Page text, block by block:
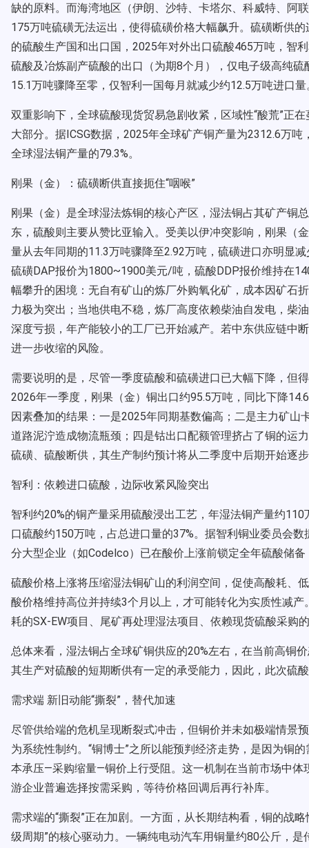
缺的原料。而海湾地区（伊朗、沙特、卡塔尔、科威特、阿
175万吨硫磺无法运出，使得硫磺价格大幅飙升。硫磺断供
的硫酸生产国和出口国，2025年对外出口硫酸465万吨，智
硫酸及冶炼副产硫酸的出口（为期8个月），仅电子级高纯
15.1万吨骤降至零，仅智利一国每月就减少约12.5万吨进口量
双重影响下，全球硫酸现货贸易急剧收紧，区域性“酸荒”正
大部分。据ICSG数据，2025年全球矿产铜产量为2312.6万
全球湿法铜产量的79.3%。
刚果（金）：硫磺断供直接扼住“咽喉”
刚果（金）是全球湿法炼铜的核心产区，湿法铜占其矿产铜
东，硫酸则主要从赞比亚输入。受美以伊冲突影响，刚果（
量从去年同期的11.3万吨骤降至2.92万吨，硫磺进口亦明显
硫磺DAP报价为1800~1900美元/吨，硫酸DDP报价维持在
幅攀升的困境：无自有矿山的炼厂外购氧化矿，成本因矿石
力极为突出；当地供电不稳，炼厂高度依赖柴油自发电，柴
深度亏损，年产能较小的工厂已开始减产。若中东供应链中
进一步收缩的风险。
需要说明的是，尽管一季度硫酸和硫磺进口已大幅下降，但
2026年一季度，刚果（金）铜出口约95.5万吨，同比下降
因素叠加的结果：一是2025年同期基数偏高；二是主力矿
道路泥泞造成物流瓶颈；四是钴出口配额管理挤占了铜的运
硫磺、硫酸断供，其生产制约预计将从二季度中后期开始逐
智利：依赖进口硫酸，边际收紧风险突出
智利约20%的铜产量采用硫酸浸出工艺，年湿法铜产量约
口硫酸约150万吨，占总进口量的37%。据智利铜业委员会
分大型企业（如Codelco）已在酸价上涨前锁定全年硫酸储
硫酸价格上涨将压缩湿法铜矿山的利润空间，促使高酸耗、
酸价格维持高位并持续3个月以上，才可能转化为实质性减
耗的SX-EW项目、尾矿再处理湿法项目、依赖现货硫酸采购
总体来看，湿法铜占全球矿铜供应的20%左右，在当前高铜
其生产对硫酸的短期断供有一定的承受能力，因此，此次硫
需求端 新旧动能“撕裂”，替代加速
尽管供给端的危机呈现断裂式冲击，但铜价并未如极端情景
为系统性制约。“铜博士”之所以能预判经济走势，是因为铜
本承压—采购缩量—铜价上行受阻。这一机制在当前市场中
游企业普遍选择按需采购，等待价格回调后再行补库。
需求端的“撕裂”正在加剧。一方面，从长期结构看，铜的战
级周期”的核心驱动力。一辆纯电动汽车用铜量约80公斤，